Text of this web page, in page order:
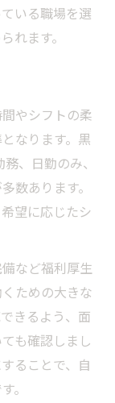
いる職場を選
れます。
やシフトの柔
なります。黒
、日勤のみ、
数あります。
望に応じたシ
など福利厚生
ための大きな
きるよう、面
も確認しまし
ることで、自
。